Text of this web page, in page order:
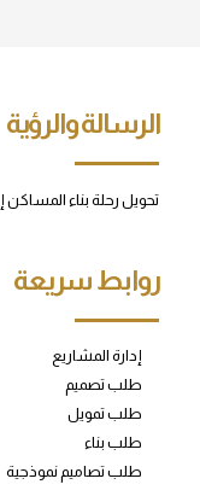
الرسالة والرؤية
تحويل رحلة بناء
روابط سريعة
إدارة المشاريع
طلب تصميم
طلب تمويل
طلب بناء
طلب تصاميم نموذجية